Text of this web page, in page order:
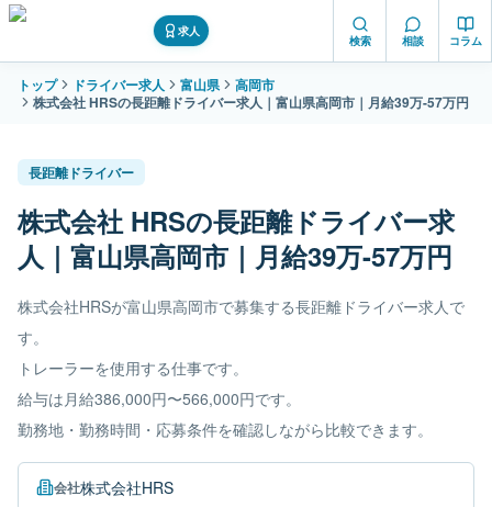
求人
検索 相談 コラム
トップ ドライバー求人 富山県
高岡市
株式会社 HRSの長距離ドライバー求人｜富山県高岡市｜月給39万-57万円
長距離ドライバー
株式会社 HRSの長距離ドライバー求
人｜富山県高岡市｜月給39万-57万円
株式会社HRSが富山県高岡市で募集する長距離ドライバー求人で
す。
トレーラーを使用する仕事です。
給与は月給386,000円〜566,000円です。
勤務地・勤務時間・応募条件を確認しながら比較できます。
会社株式会社HRS